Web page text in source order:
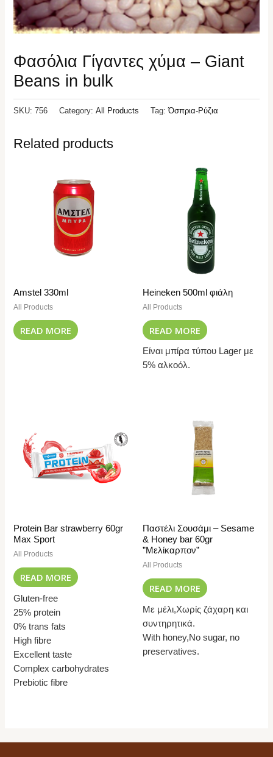
Φασόλια Γίγαντες χύμα – Giant
Beans in bulk
SKU:756 Category:All Products Tag:Όσπρια-Ρύζια
Related products
Amstel 330ml
All Products
READ MORE
Heineken 500ml φιάλη
All Products
READ MORE
Είναι μπίρα τύπου Lager με
5% αλκοόλ.
Protein Bar strawberry 60gr
Max Sport
All Products
READ MORE
Gluten-free
25% protein
0% trans fats
High fibre
Excellent taste
Complex carbohydrates
Prebiotic fibre
Παστέλι Σουσάμι – Sesame
& Honey bar 60gr
”Μελίκαρπον”
All Products
READ MORE
Με μέλι,Χωρίς ζάχαρη και
συντηρητικά.
With honey,No sugar, no
preservatives.